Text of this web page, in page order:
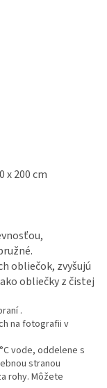
x 200 cm
obliečok, zvyšujú
obliečky z čistej
.
na fotografii v
vode, oddelene s
stranou
rohy. Môžete